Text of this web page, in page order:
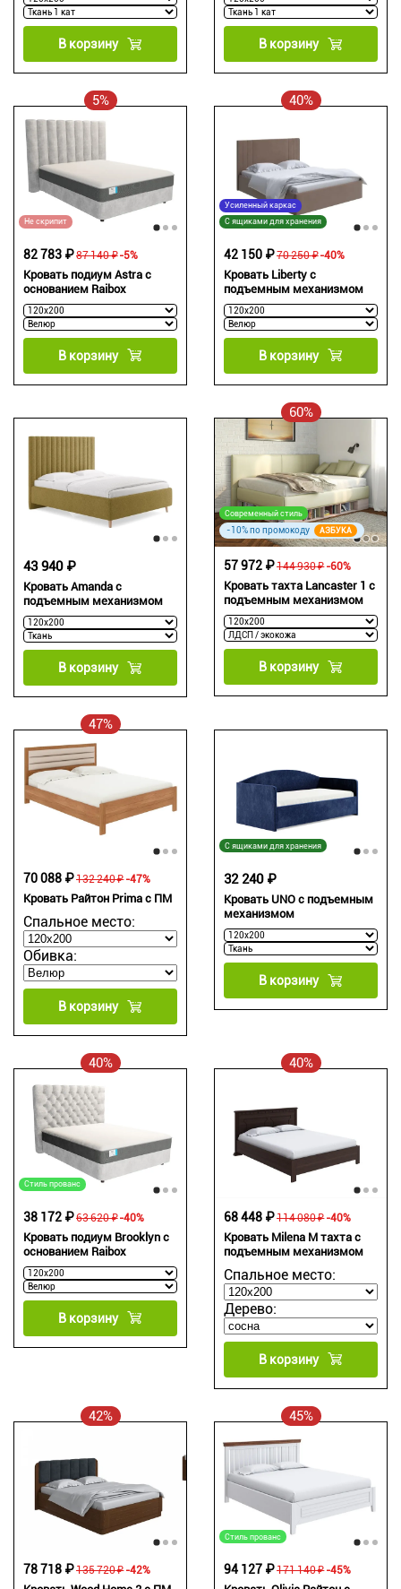
В корзину В корзину
5%
Не скрипит
Кровать подиум Astra с
основанием Raibox
87 140 ₽
82 783 ₽ -5%
В корзину
40%
Усиленный каркас
С ящиками для хранения
Кровать Liberty с
подъемным механизмом
70 250 ₽
42 150 ₽ -40%
В корзину
Кровать Amanda с
подъемным механизмом
43 940 ₽
В корзину
60%
Современный стиль
-10% по промокоду АЗБУКА
Кровать тахта Lancaster 1 с
подъемным механизмом
144 930 ₽
57 972 ₽ -60%
В корзину
47%
Кровать Райтон Prima с ПМ
Спальное место:
Обивка:
132 240 ₽
70 088 ₽ -47%
В корзину
С ящиками для хранения
Кровать UNO с подъемным
механизмом
32 240 ₽
В корзину
40%
Стиль прованс
Кровать подиум Brooklyn с
основанием Raibox
63 620 ₽
38 172 ₽ -40%
В корзину
40%
Кровать Milena М тахта с
подъемным механизмом
Спальное место:
Дерево:
114 080 ₽
68 448 ₽ -40%
В корзину
42%
135 720 ₽
78 718 ₽ -42%
45%
Стиль прованс
171 140 ₽
94 127 ₽ -45%